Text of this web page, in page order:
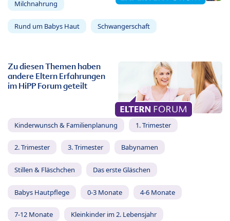
Milchnahrung
Rund um Babys Haut Schwangerschaft
Zu diesen Themen haben
andere Eltern Erfahrungen
im HiPP Forum geteilt
Kinderwunsch & Familienplanung 1. Trimester
2. Trimester 3. Trimester Babynamen
Stillen & Fläschchen Das erste Gläschen
Babys Hautpflege 0-3 Monate 4-6 Monate
7-12 Monate Kleinkinder im 2. Lebensjahr